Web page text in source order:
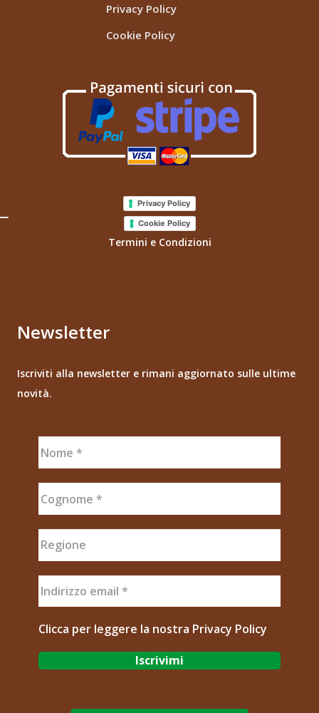
Privacy Policy
Cookie Policy
Privacy Policy
Cookie Policy
Termini e Condizioni
Newsletter
Iscriviti alla newsletter e rimani aggiornato sulle ultime
novità.
Clicca per leggere la nostra Privacy Policy